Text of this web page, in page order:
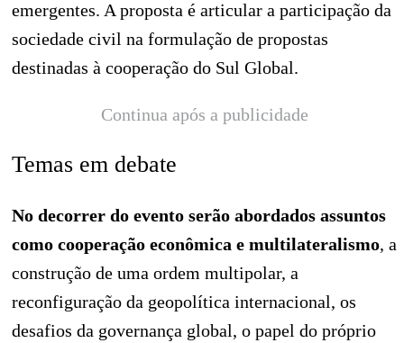
emergentes. A proposta é articular a participação da
sociedade civil na formulação de propostas
destinadas à cooperação do Sul Global.
Continua após a publicidade
Temas em debate
No decorrer do evento serão abordados assuntos
como cooperação econômica e multilateralismo, a
construção de uma ordem multipolar, a
reconfiguração da geopolítica internacional, os
desafios da governança global, o papel do próprio